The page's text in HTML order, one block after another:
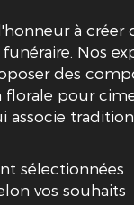
à créer
Nos
des
pour
associe
sélectionnées
vos souhaits